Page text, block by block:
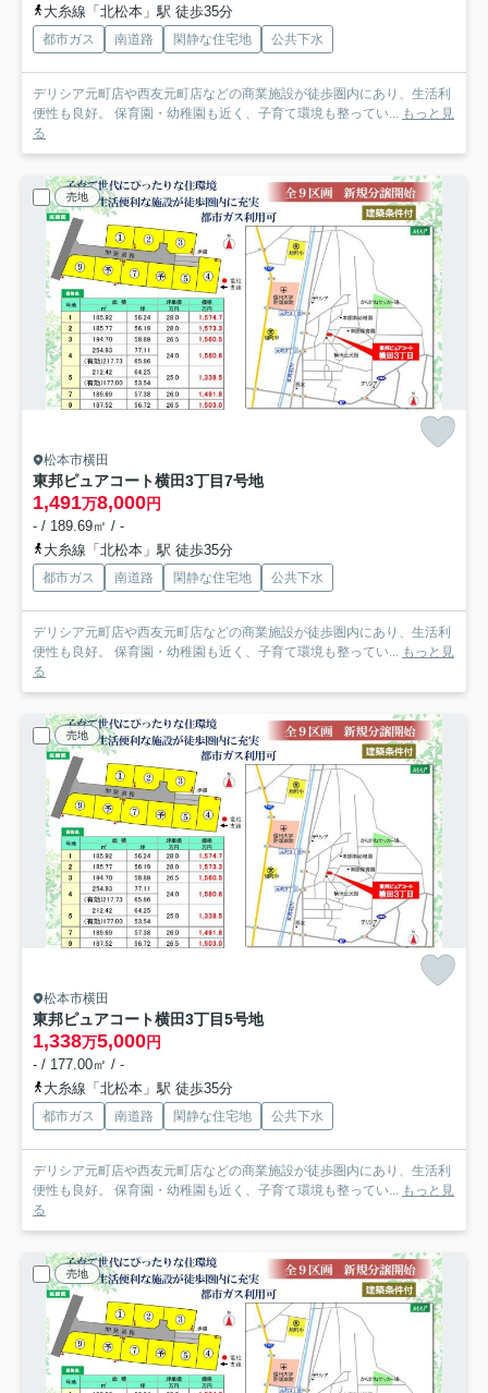
大糸線「北松本」駅 徒歩35分
都市ガス 南道路 閑静な住宅地 公共下水
デリシア元町店や西友元町店などの商業施設が徒歩圏内にあり、生活利
便性も良好。 保育園・幼稚園も近く、子育て環境も整ってい... もっと見
る
売地
松本市横田
東邦ピュアコート横田3丁目7号地
1,491万8,000円
- / 189.69㎡ / -
大糸線「北松本」駅 徒歩35分
都市ガス 南道路 閑静な住宅地 公共下水
デリシア元町店や西友元町店などの商業施設が徒歩圏内にあり、生活利
便性も良好。 保育園・幼稚園も近く、子育て環境も整ってい... もっと見
る
売地
松本市横田
東邦ピュアコート横田3丁目5号地
1,338万5,000円
- / 177.00㎡ / -
大糸線「北松本」駅 徒歩35分
都市ガス 南道路 閑静な住宅地 公共下水
デリシア元町店や西友元町店などの商業施設が徒歩圏内にあり、生活利
便性も良好。 保育園・幼稚園も近く、子育て環境も整ってい... もっと見
る
売地